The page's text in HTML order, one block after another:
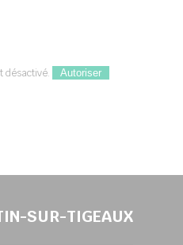
désactivé. Autoriser
SUR-TIGEAUX